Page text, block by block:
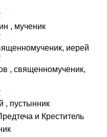
, мученик
иерей
, священномученик,
, пустынник
и Креститель